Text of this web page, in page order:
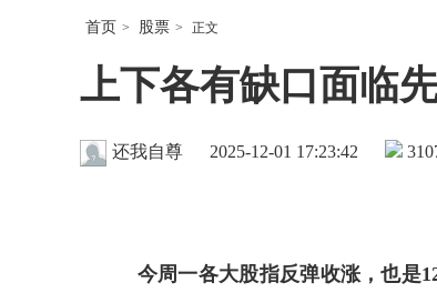
首页 > 股票 > 正文
上下各有缺口面临
还我自尊 2025-12-01 17:23:42
今周一各大股指反弹收涨，也是